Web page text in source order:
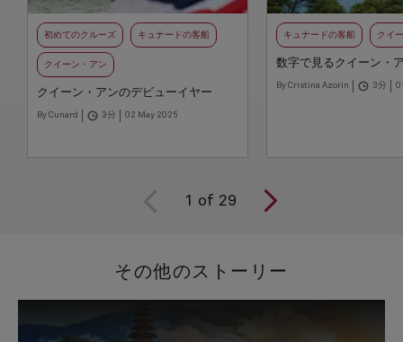
初めてのクルーズ キュナードの客船
クイーン・アン
クイーン・アンのデビューイヤー
By Cunard 3分 02 May 2025
キュナードの客船 クイ
数字で見るクイーン・
By Cristina Azorin 3分
1 of 29
その他のストーリー